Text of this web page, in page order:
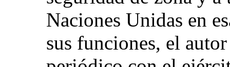
Naciones Unidas en
sus funciones, el